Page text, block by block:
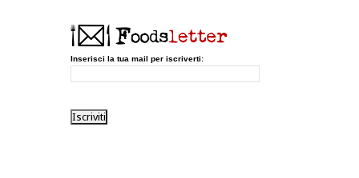
Inserisci la tua mail per iscriverti: